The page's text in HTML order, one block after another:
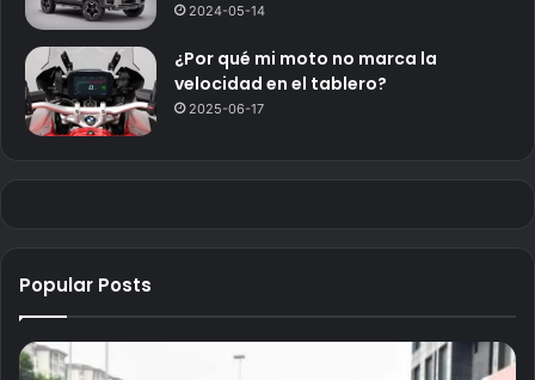
2024-05-14
¿Por qué mi moto no marca la
velocidad en el tablero?
2025-06-17
Popular Posts